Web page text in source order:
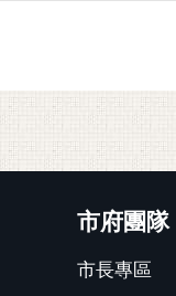
市府團隊
市長專區